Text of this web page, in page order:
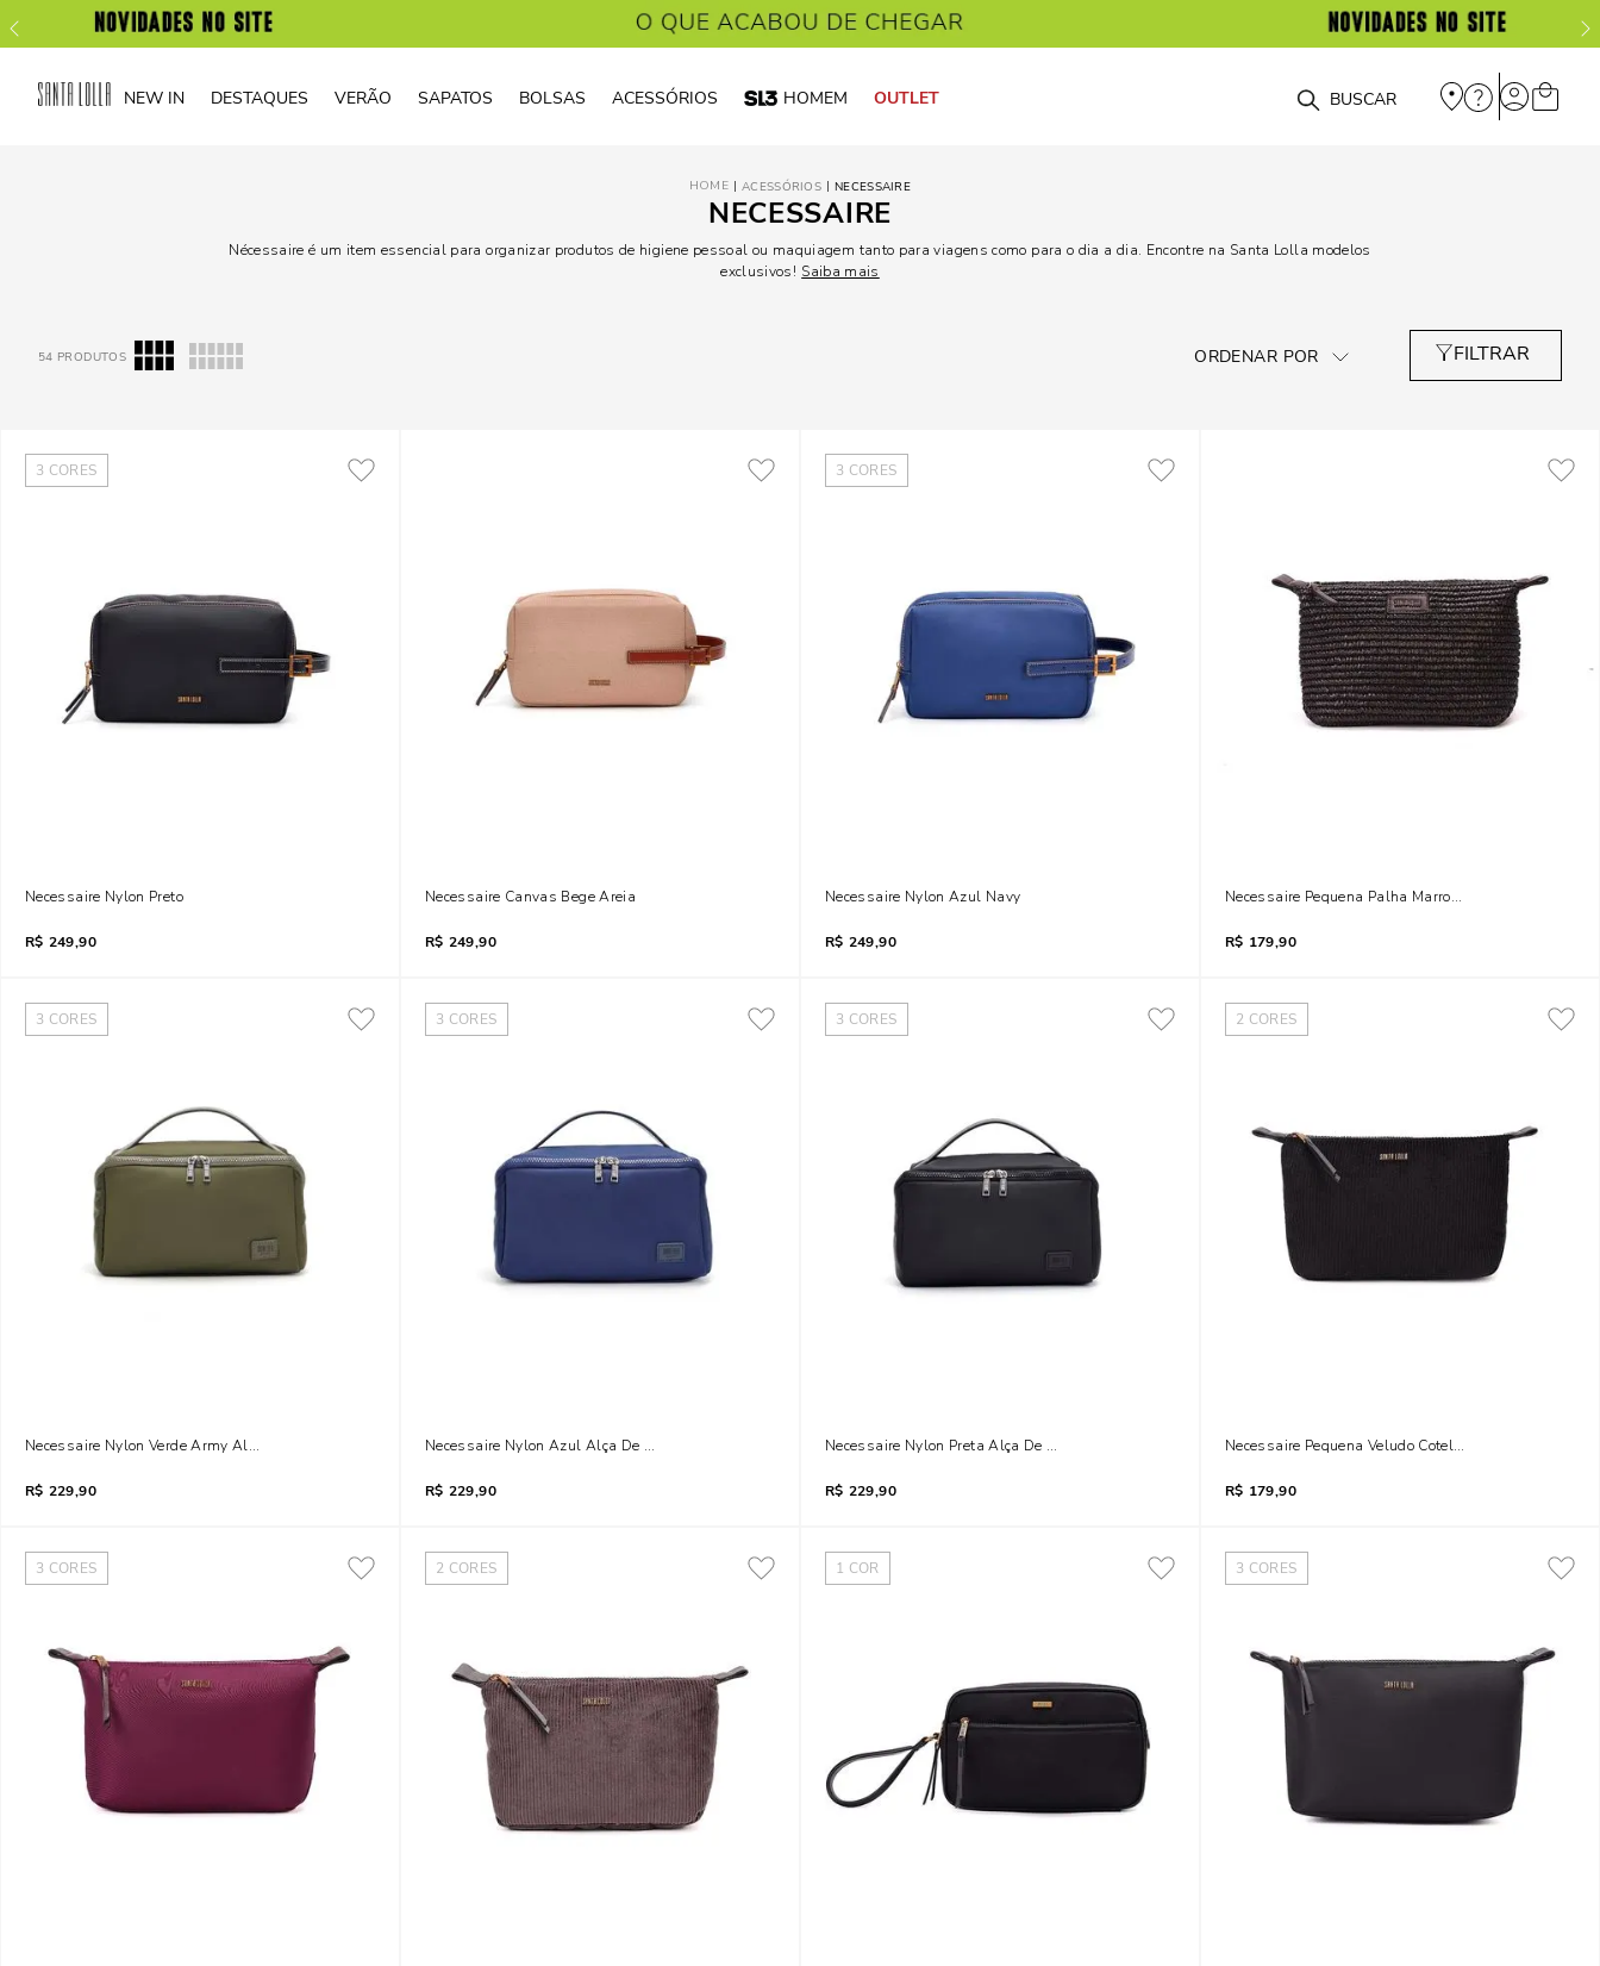
NEW IN DESTAQUES VERÃO SAPATOS BOLSAS ACESSÓRIOS HOMEM OUTLET O que você está procurando?
ACESSÓRIOS NECESSAIRE
NECESSAIRE
Nécessaire é um item essencial para organizar produtos de higiene pessoal ou maquiagem tanto para viagens como para o dia a dia. Encontre na Santa Lolla modelos
exclusivos! Saiba mais
54 PRODUTOS
3 CORES
Necessaire Nylon Preto
R$ 249,90
Necessaire Canvas Bege Areia
R$ 249,90
3 CORES
Necessaire Nylon Azul Navy
R$ 249,90
Necessaire Pequena Palha Marrom Dark
R$ 179,90
3 CORES
Necessaire Nylon Verde Army Alça De Mão
R$ 229,90
3 CORES
Necessaire Nylon Azul Alça De Mão
R$ 229,90
3 CORES
Necessaire Nylon Preta Alça De Mão
R$ 229,90
2 CORES
Necessaire Pequena Veludo Cotelê Preto
R$ 179,90
3 CORES 2 CORES 1 COR 3 CORES